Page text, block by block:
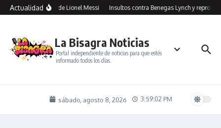
Saltar al contenido
Actualidad
Messi, el papá de Lionel Messi Insultos contra Benegas Lynch y
La Bisagra Noticias
Portal independiente de noticias para que estés
informado todos los días.
sábado, agosto 8, 2026 3:59:02 PM